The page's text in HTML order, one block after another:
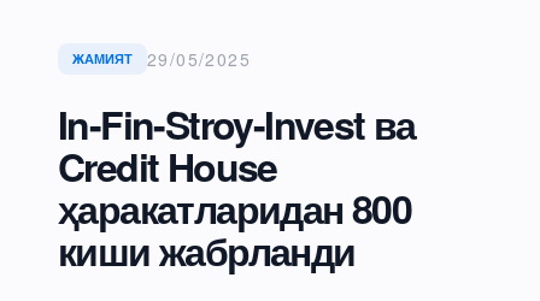
ЖАМИЯТ 29/05/2025
In-Fin-Stroy-Invest ва
Credit House
ҳаракатларидан 800
киши жабрланди